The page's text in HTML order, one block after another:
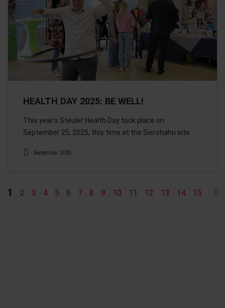
HEALTH DAY 2025: BE WELL!
This year's Steuler Health Day took place on
September 25, 2025, this time at the Siershahn site.
September 2025
1 2 3 4 5 6 7 8 9 10 11 12 13 14 15